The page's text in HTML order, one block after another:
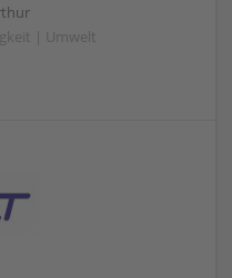
| Umwelt